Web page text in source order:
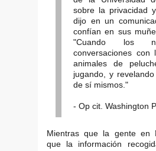
sobre la privacidad
dijo en un
confían en sus
"Cuando los
conversaciones con
animales de
jugando, y
de sí mismos."
- Op cit. Washington
Mientras que la gente en
que la información